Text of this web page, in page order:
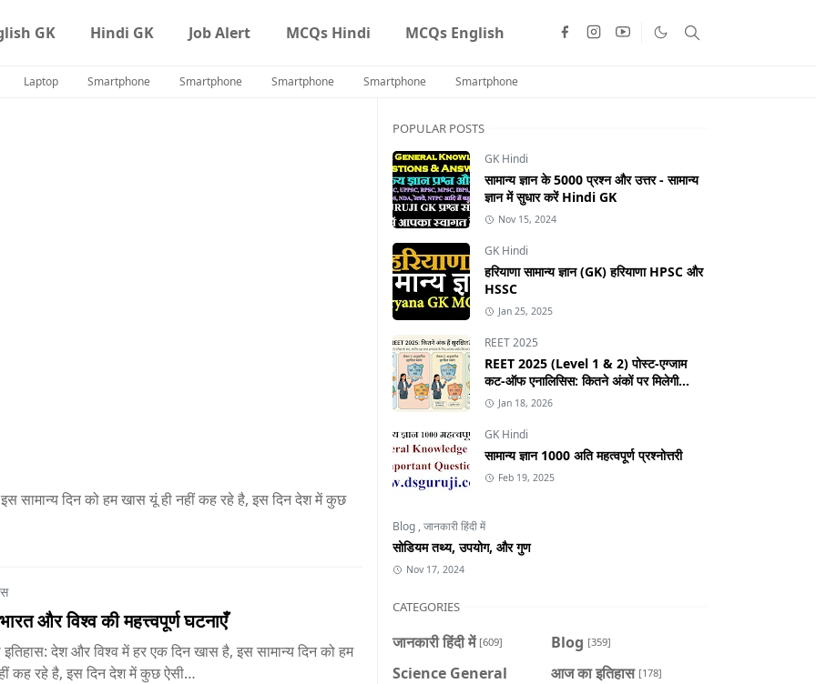
GK Hindi GK Job Alert MCQs Hindi MCQs English
Laptop Smartphone Smartphone Smartphone Smartphone Smartphone
सामान्य दिन को हम खास यूं ही नहीं कह रहे है, इस दिन देश में कुछ
और विश्व की महत्त्वपूर्ण घटनाएँ
देश और विश्व में हर एक दिन खास है, इस सामान्य दिन को हम
कह रहे है, इस दिन देश में कुछ ऐसी…
POPULAR POSTS
GK Hindi
सामान्य ज्ञान के 5000 प्रश्न और उत्तर - सामान्य
ज्ञान में सुधार करें Hindi GK
Nov 15, 2024
GK Hindi
हरियाणा सामान्य ज्ञान (GK) हरियाणा HPSC और
HSSC
Jan 25, 2025
REET 2025
REET 2025 (Level 1 & 2) पोस्ट-एग्जाम
कट-ऑफ एनालिसिस: कितने अंकों पर मिलेगी
सफलता?
Jan 18, 2026
GK Hindi
सामान्य ज्ञान 1000 अति महत्वपूर्ण प्रश्नोत्तरी
Feb 19, 2025
Blog ,जानकारी हिंदी में
सोडियम तथ्य, उपयोग, और गुण
Nov 17, 2024
CATEGORIES
जानकारी हिंदी में [609] Blog [359]
Science General
आज का इतिहास [178]